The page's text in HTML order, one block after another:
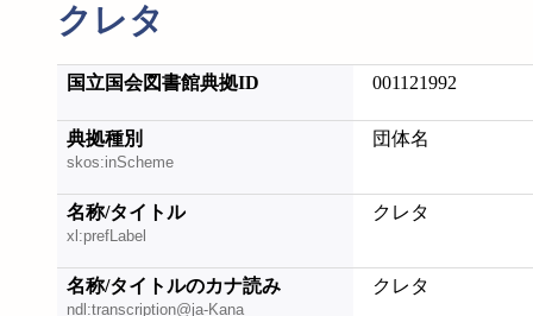
クレタ
国立国会図書館典拠ID 001121992
典拠種別
skos:inScheme
団体名
名称/タイトル
xl:prefLabel
クレタ
名称/タイトルのカナ読み
ndl:transcription@ja-Kana
クレタ